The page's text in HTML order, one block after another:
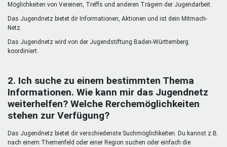
Schule & Beruf
Demokratie & Beteiligung
Möglichkeiten von Vereinen, Treffs und anderen Trägern der Jugendarbeit.
Das Jugendnetz bietet dir Informationen, Aktionen und ist dein Mitmach-
Netz.
Das Jugendnetz wird von der Jugendstiftung Baden-Württemberg
koordiniert.
2. Ich suche zu einem bestimmten Thema
Informationen. Wie kann mir das Jugendnetz
weiterhelfen? Welche Rerchemöglichkeiten
stehen zur Verfügung?
Das Jugendnetz bietet dir verschiedenste Suchmöglichkeiten. Du kannst z.B.
nach einem Themenfeld oder einer Region suchen oder einfach die